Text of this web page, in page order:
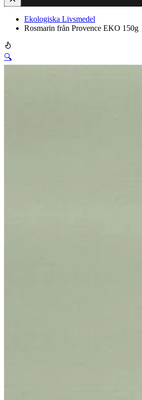
Ekologiska Livsmedel
Rosmarin från Provence EKO 150g
🔍